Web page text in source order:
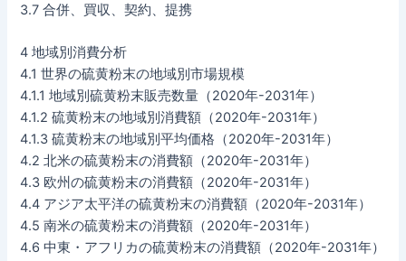
3.7 合併、買収、契約、提携
4 地域別消費分析
4.1 世界の硫黄粉末の地域別市場規模
4.1.1 地域別硫黄粉末販売数量（2020年-2031年）
4.1.2 硫黄粉末の地域別消費額（2020年-2031年）
4.1.3 硫黄粉末の地域別平均価格（2020年-2031年）
4.2 北米の硫黄粉末の消費額（2020年-2031年）
4.3 欧州の硫黄粉末の消費額（2020年-2031年）
4.4 アジア太平洋の硫黄粉末の消費額（2020年-2031年）
4.5 南米の硫黄粉末の消費額（2020年-2031年）
4.6 中東・アフリカの硫黄粉末の消費額（2020年-2031年）